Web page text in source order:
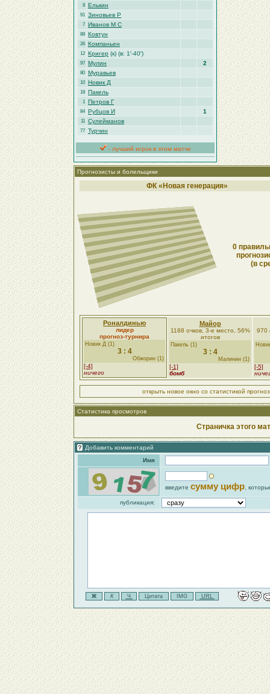
8 Елькин
91 Зиновьев Р
7 Иванов М С
88 Ковтун
26 Компаньен
12 Кригер (к) (в: 1′-40′)
97 Мулин 2
80 Муравьев
10 Новик Д
18 Пакель
1 Петров Г
84 Рубцов И 1
11 Сулейманов
77 Турчин
- лучший игрок в этом матче
Прогнозисты и болельщики
ФК «Новая генерация»
0
(в
Роналдинью
лидер
прогноз-турнира
Новик Д (1)
3 : 4
Обжорин (1)
[-4]
ничего
Майор
1188 очков, 3-е место, 56%
итогов
Пакель (1)
3 : 4
Малинин (1)
[-1]
бомб
970
[-5]
открыть новое окно со статистикой
Статистика просмотров
Страничка этого
Добавить комментарий
Имя
введите сумму цифр ,
публикация: